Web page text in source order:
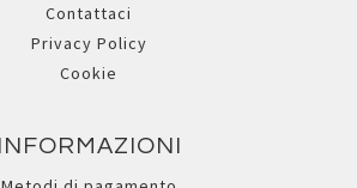
Contattaci
Privacy Policy
Cookie
INFORMAZIONI